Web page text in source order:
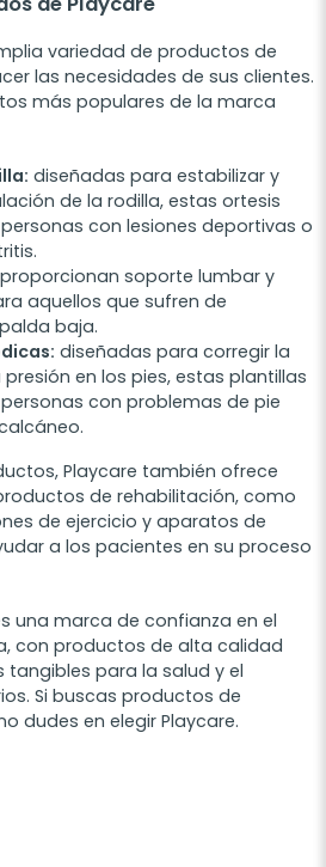
variedad de productos de
las necesidades de sus clientes.
más populares de la marca
diseñadas para estabilizar y
de la rodilla, estas ortesis
con lesiones deportivas o
proporcionan soporte lumbar y
aquellos que sufren de
baja.
diseñadas para corregir la
en los pies, estas plantillas
con problemas de pie
Playcare también ofrece
de rehabilitación, como
de ejercicio y aparatos de
a los pacientes en su proceso
una marca de confianza en el
con productos de alta calidad
para la salud y el
Si buscas productos de
dudes en elegir Playcare.